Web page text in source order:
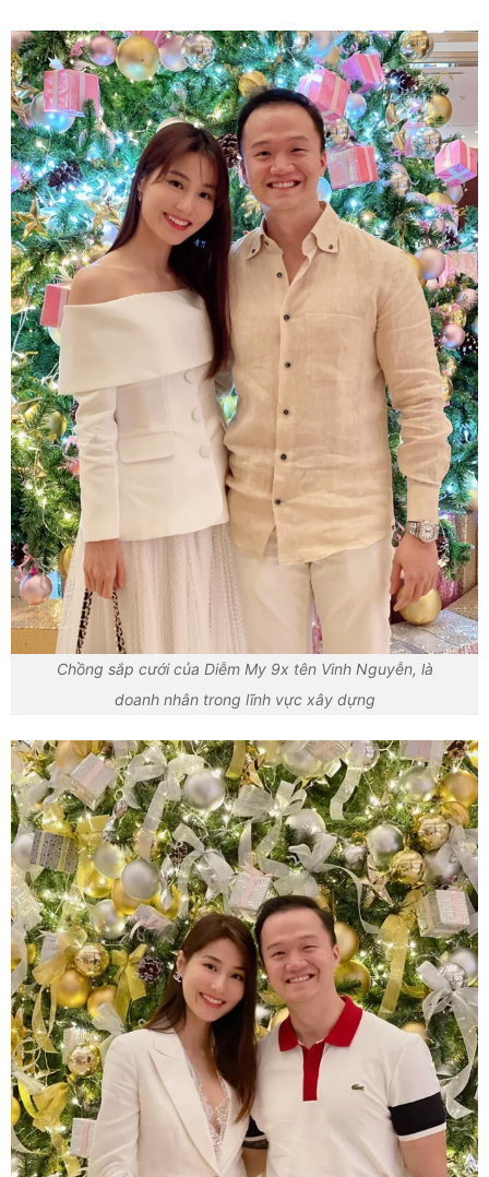
Chồng sắp cưới của Diễm My 9x tên Vinh Nguyễn, là
doanh nhân trong lĩnh vực xây dựng